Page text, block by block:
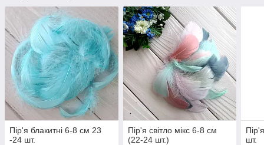
Пір'я блакитні 6-8 см 23
-24 шт.
Пір'я світло мікс 6-8 см
(22-24 шт.)
шт.